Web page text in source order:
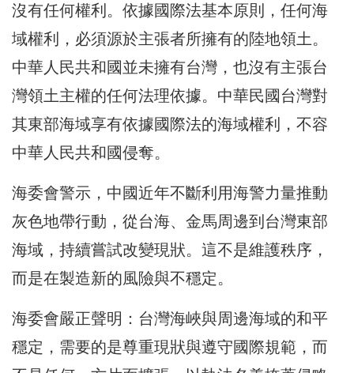
沒有任何權利。依據國際法基本原則，任何海
域權利，必須源於主張者所擁有的陸地領土。
中華人民共和國並未擁有台灣，也沒有主張台
灣領土主權的任何法理依據。中華民國台灣對
其東部海域享有依據國際法的海域權利，不容
中華人民共和國侵奪。
海委會警示，中國近年不斷利用海警力量推動
灰色地帶行動，從台海、金馬周邊到台灣東部
海域，持續嘗試改變現狀。這不是維護秩序，
而是在製造新的風險與不穩定。
海委會嚴正聲明：台灣海峽與周邊海域的和平
穩定，需要的是尊重現狀與遵守國際規範，而